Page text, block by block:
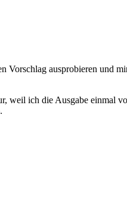
ausprobieren und
weil ich die Ausgabe einmal